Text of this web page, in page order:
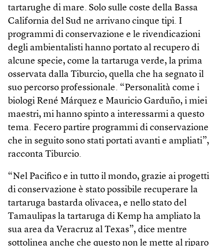
tartarughe di mare. Solo sulle coste della Bassa
California del Sud ne arrivano cinque tipi. I
programmi di conservazione e le rivendicazioni
degli ambientalisti hanno portato al recupero di
alcune specie, come la tartaruga verde, la prima
osservata dalla Tiburcio, quella che ha segnato il
suo percorso professionale. “Personalità come i
biologi René Márquez e Mauricio Garduño, i miei
maestri, mi hanno spinto a interessarmi a questo
tema. Fecero partire programmi di conservazione
che in seguito sono stati portati avanti e ampliati”,
racconta Tiburcio.
“Nel Pacifico e in tutto il mondo, grazie ai progetti
di conservazione è stato possibile recuperare la
tartaruga bastarda olivacea, e nello stato del
Tamaulipas la tartaruga di Kemp ha ampliato la
sua area da Veracruz al Texas”, dice mentre
sottolinea anche che questo non le mette al riparo